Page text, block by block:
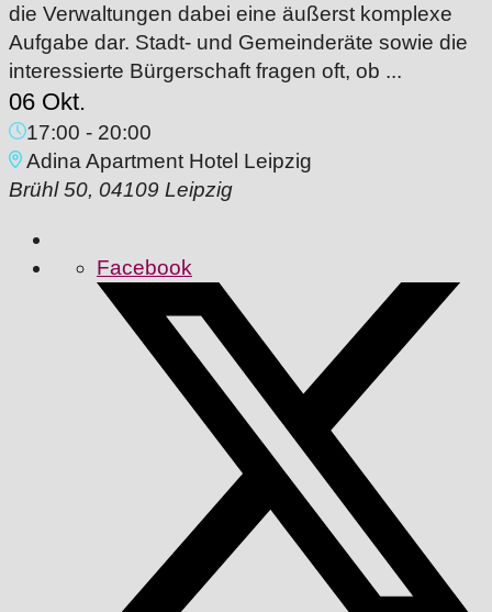
die Verwaltungen dabei eine äußerst komplexe
Aufgabe dar. Stadt- und Gemeinderäte sowie die
interessierte Bürgerschaft fragen oft, ob ...
06 Okt.
17:00 - 20:00
Adina Apartment Hotel Leipzig
Brühl 50, 04109 Leipzig
Facebook